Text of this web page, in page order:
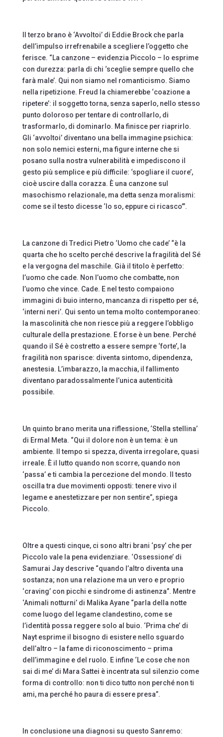
Il terzo brano è ‘Avvoltoi’ di Eddie Brock che parla
dell’impulso irrefrenabile a scegliere l’oggetto che
ferisce. “La canzone – evidenzia Piccolo – lo esprime
con durezza: parla di chi ‘sceglie sempre quello che
farà male’. Qui non siamo nel romanticismo. Siamo
nella ripetizione. Freud la chiamerebbe ‘coazione a
ripetere’: il soggetto torna, senza saperlo, nello stesso
punto doloroso per tentare di controllarlo, di
trasformarlo, di dominarlo. Ma finisce per riaprirlo.
Gli ‘avvoltoi’ diventano una bella immagine psichica:
non solo nemici esterni, ma figure interne che si
posano sulla nostra vulnerabilità e impediscono il
gesto più semplice e più difficile: ‘spogliare il cuore’,
cioè uscire dalla corazza. È una canzone sul
masochismo relazionale, ma detta senza moralismi:
come se il testo dicesse ‘lo so, eppure ci ricasco’”.
La canzone di Tredici Pietro ‘Uomo che cade’ “è la
quarta che ho scelto perché descrive la fragilità del Sé
e la vergogna del maschile. Già il titolo è perfetto:
l’uomo che cade. Non l’uomo che combatte, non
l’uomo che vince. Cade. E nel testo compaiono
immagini di buio interno, mancanza di rispetto per sé,
‘interni neri’. Qui sento un tema molto contemporaneo:
la mascolinità che non riesce più a reggere l’obbligo
culturale della prestazione. E forse è un bene. Perché
quando il Sé è costretto a essere sempre ‘forte’, la
fragilità non sparisce: diventa sintomo, dipendenza,
anestesia. L’imbarazzo, la macchia, il fallimento
diventano paradossalmente l’unica autenticità
possibile.
Un quinto brano merita una riflessione, ‘Stella stellina’
di Ermal Meta. “Qui il dolore non è un tema: è un
ambiente. Il tempo si spezza, diventa irregolare, quasi
irreale. È il lutto quando non scorre, quando non
‘passa’ e ti cambia la percezione del mondo. Il testo
oscilla tra due movimenti opposti: tenere vivo il
legame e anestetizzare per non sentire”, spiega
Piccolo.
Oltre a questi cinque, ci sono altri brani ‘psy’ che per
Piccolo vale la pena evidenziare. ‘Ossessione’ di
Samurai Jay descrive “quando l’altro diventa una
sostanza; non una relazione ma un vero e proprio
‘craving’ con picchi e sindrome di astinenza”. Mentre
‘Animali notturni’ di Malika Ayane “parla della notte
come luogo del legame clandestino, come se
l’identità possa reggere solo al buio. ‘Prima che’ di
Nayt esprime il bisogno di esistere nello sguardo
dell’altro – la fame di riconoscimento – prima
dell’immagine e del ruolo. E infine ‘Le cose che non
sai di me’ di Mara Sattei è incentrata sul silenzio come
forma di controllo: non ti dico tutto non perché non ti
ami, ma perché ho paura di essere presa”.
In conclusione una diagnosi su questo Sanremo: